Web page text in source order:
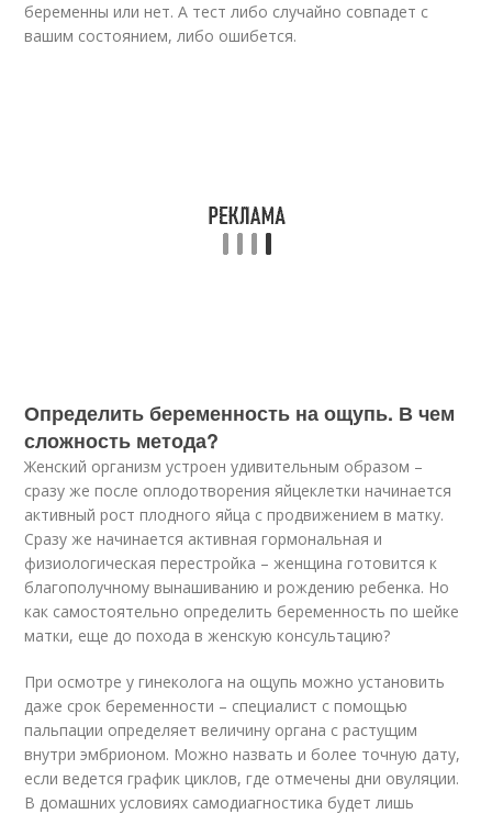
беременны или нет. А тест либо случайно совпадет с
вашим состоянием, либо ошибется.
Определить беременность на ощупь. В чем
сложность метода?
Женский организм устроен удивительным образом –
сразу же после оплодотворения яйцеклетки начинается
активный рост плодного яйца с продвижением в матку.
Сразу же начинается активная гормональная и
физиологическая перестройка – женщина готовится к
благополучному вынашиванию и рождению ребенка. Но
как самостоятельно определить беременность по шейке
матки, еще до похода в женскую консультацию?
При осмотре у гинеколога на ощупь можно установить
даже срок беременности – специалист с помощью
пальпации определяет величину органа с растущим
внутри эмбрионом. Можно назвать и более точную дату,
если ведется график циклов, где отмечены дни овуляции.
В домашних условиях самодиагностика будет лишь